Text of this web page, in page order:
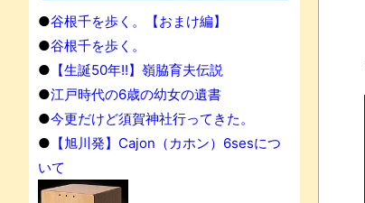
●谷根千を歩く。【おまけ編】
●谷根千を歩く。
● 【生誕50年!!】嶺脇育夫伝説
●江戸時代の6歳の幼女の遺書
●今更だけど須賀神社行ってきた。
● 【旭川発】Cajon（カホン）6sesにつ
いて